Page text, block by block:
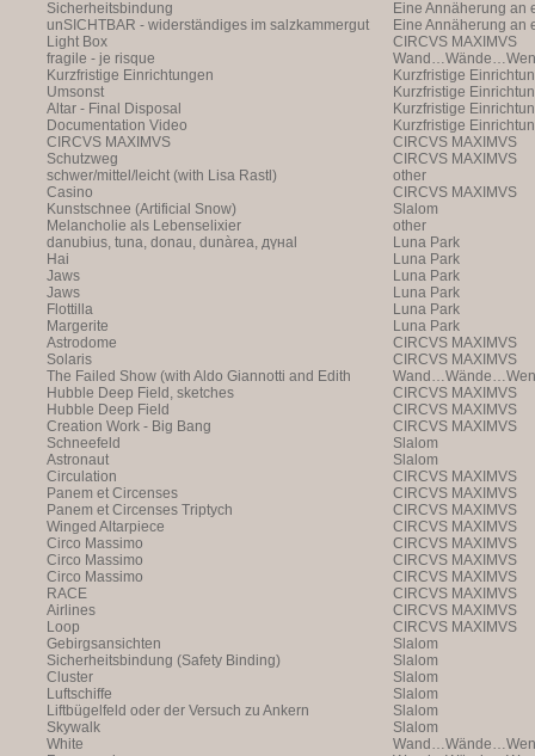
Vergangenheit ist
Annäherung an eine
Vergangenheit ist
Sicherheitsbindung
Eine Annäherung an
Annäherung an eine
Vergangenheit ist
unSICHTBAR - widerständiges im salzkammergut
Eine Annäherung an
Annäherung
Light Box
CIRCVS MAXIMVS
fragile - je risque
Kurzfristige Einrichtungen
Kurzfristige
Umsonst
Kurzfristige
Altar - Final Disposal
Kurzfristige
Documentation Video
Kurzfristige
CIRCVS MAXIMVS
CIRCVS MAXIMVS
Schutzweg
CIRCVS MAXIMVS
schwer/mittel/leicht (with Lisa Rastl)
other
Casino
CIRCVS MAXIMVS
Kunstschnee (Artificial Snow)
Slalom
Melancholie als Lebenselixier
other
danubius, tuna, donau, dunàrea, дүнаl
Luna Park
Hai
Luna Park
Jaws
Luna Park
Jaws
Luna Park
Flottilla
Luna Park
Margerite
Luna Park
Astrodome
CIRCVS MAXIMVS
Solaris
CIRCVS MAXIMVS
The Failed Show (with Aldo Giannotti and Edith
Payer)
Hubble Deep Field, sketches
CIRCVS MAXIMVS
Hubble Deep Field
CIRCVS MAXIMVS
Creation Work - Big Bang
CIRCVS MAXIMVS
Schneefeld
Slalom
Astronaut
Slalom
Circulation
CIRCVS MAXIMVS
Panem et Circenses
CIRCVS MAXIMVS
Panem et Circenses Triptych
CIRCVS MAXIMVS
Winged Altarpiece
CIRCVS MAXIMVS
Circo Massimo
CIRCVS MAXIMVS
Circo Massimo
CIRCVS MAXIMVS
Circo Massimo
CIRCVS MAXIMVS
RACE
CIRCVS MAXIMVS
Airlines
CIRCVS MAXIMVS
Loop
CIRCVS MAXIMVS
Gebirgsansichten
Slalom
Sicherheitsbindung (Safety Binding)
Slalom
Cluster
Slalom
Luftschiffe
Slalom
Liftbügelfeld oder der Versuch zu Ankern
Slalom
Skywalk
Slalom
White